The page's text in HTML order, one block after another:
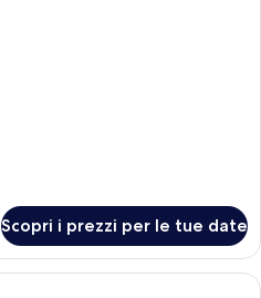
Scopri i prezzi per le tue date
Una camera d'albergo moderna